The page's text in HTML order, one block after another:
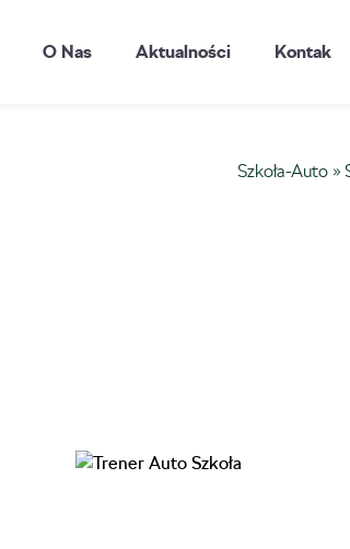
O Nas Aktualności Kontakt
Szkoła-Auto »